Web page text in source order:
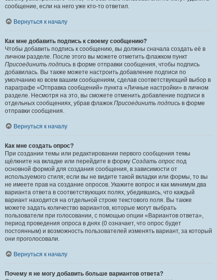
сообщение, если на него уже кто-то ответил.
Вернуться к началу
Как мне добавить подпись к своему сообщению?
Чтобы добавить подпись к сообщению, вы должны сначала создать её в
личном разделе. После этого вы можете отметить флажком пункт
Присоединить подпись в форме отправки сообщения, чтобы подпись
добавилась. Вы также можете настроить добавление подписи по
умолчанию ко всем вашим сообщениям, сделав соответствующий выбор в
параграфе «Отправка сообщений» пункта «Личные настройки» в личном
разделе. Несмотря на это, вы сможете отменить добавление подписи в
отдельных сообщениях, убрав флажок Присоединить подпись в форме
отправки сообщения.
Вернуться к началу
Как мне создать опрос?
При создании темы или редактировании первого сообщения темы
щёлкните на вкладке или перейдите в форму Создать опрос под
основной формой для создания сообщения, в зависимости от
используемого стиля; если вы не видите такой вкладки или формы, то вы
не имеете прав на создание опросов. Укажите вопрос и как минимум два
варианта ответа в соответствующих полях, убедившись, что каждый
вариант находится на отдельной строке текстового поля. Вы также
можете задать количество вариантов, которые могут выбрать
пользователи при голосовании, с помощью опции «Вариантов ответа»,
период проведения опроса в днях (0 означает, что опрос будет
постоянным) и возможность пользователей изменять вариант, за который
они проголосовали.
Вернуться к началу
Почему я не могу добавить больше вариантов ответа?